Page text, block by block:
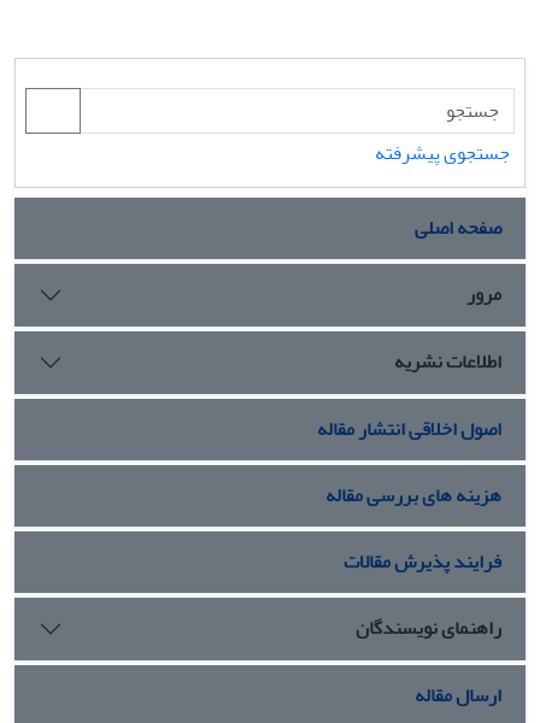
جستجوی پیشرفته
صفحه اصلی
مرور
اطلاعات نشریه
اصول اخلاقی انتشار مقاله
هزینه های بررسی مقاله
فرایند پذیرش مقالات
راهنمای نویسندگان
ارسال مقاله